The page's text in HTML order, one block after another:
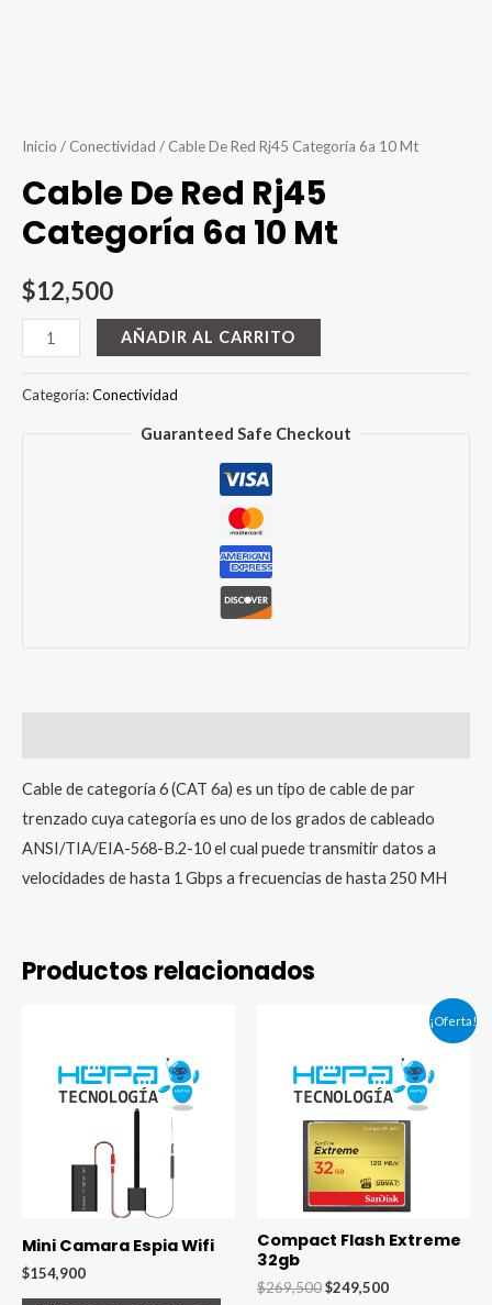
Inicio / Conectividad / Cable De Red Rj45 Categoría 6a 10 Mt
Cable De Red Rj45
Categoría 6a 10 Mt
$12,500
Cable
De
Red
AÑADIR AL CARRITO
Categoría:Conectividad
Guaranteed Safe Checkout
Cable de categoría 6 (CAT 6a) es un tipo de cable de par
trenzado cuya categoría es uno de los grados de cableado
ANSI/TIA/EIA-568-B.2-10 el cual puede transmitir datos a
velocidades de hasta 1 Gbps a frecuencias de hasta 250 MH
Productos relacionados
Mini Camara Espia Wifi
$154,900
¡Oferta!
Compact Flash Extreme
32gb
$269,500El
$249,500El